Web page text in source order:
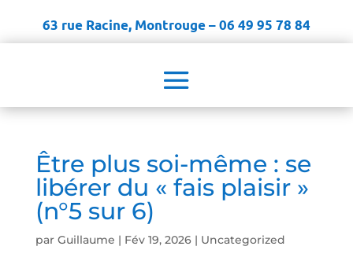
63 rue Racine, Montrouge – 06 49 95 78 84
Être plus soi-même : se
libérer du « fais plaisir »
(n°5 sur 6)
par Guillaume | Fév 19, 2026| Uncategorized